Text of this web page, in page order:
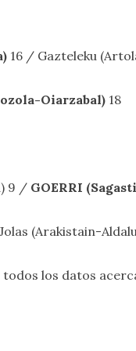
16 / Gazteleku
Oiarzabal) 18
9 / GOERRI
(Arakistain-
los datos